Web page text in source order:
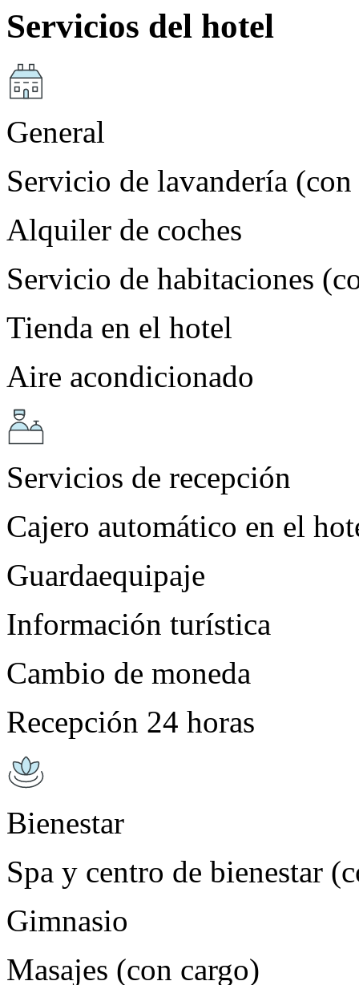
Servicios del hotel
General
Servicio de lavandería
Alquiler de coches
Servicio de habitaciones
Tienda en el hotel
Aire acondicionado
Servicios de recepción
Cajero automático en el
Guardaequipaje
Información turística
Cambio de moneda
Recepción 24 horas
Bienestar
Spa y centro de bienestar
Gimnasio
Masajes (con cargo)